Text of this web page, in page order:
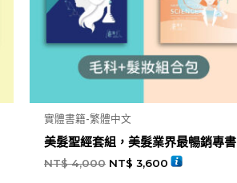
實體書籍-繁體中文
美髮聖經套組，美髮業界最暢銷專書
NT$4,000 NT$ 3,600